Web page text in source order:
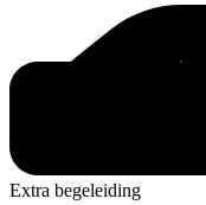
Extra begeleiding